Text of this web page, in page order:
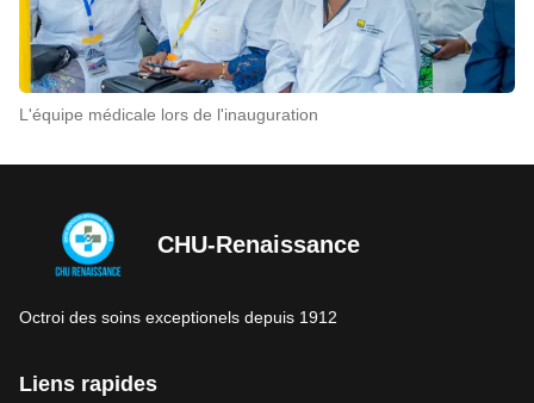
L'équipe médicale lors de l'inauguration
CHU-Renaissance LogoCHU-Renaissance
Octroi des soins exceptionels depuis 1912
Liens rapides